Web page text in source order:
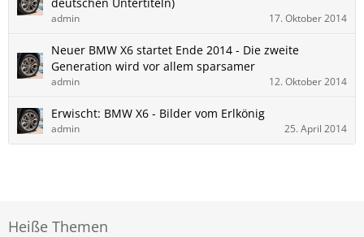
admin 17. Oktober 2014
Neuer BMW X6 startet Ende 2014 - Die zweite
Generation wird vor allem sparsamer
admin 12. Oktober 2014
Erwischt: BMW X6 - Bilder vom Erlkönig
admin 25. April 2014
Heiße Themen